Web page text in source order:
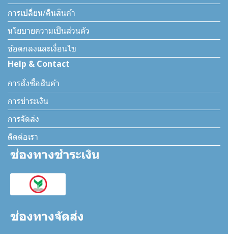
การเปลี่ยน/คืนสินค้า
นโยบายความเป็นส่วนตัว
ข้อตกลงและเงื่อนไข
Help & Contact
การสั่งซื้อสินค้า
การชำระเงิน
การจัดส่ง
ติดต่อเรา